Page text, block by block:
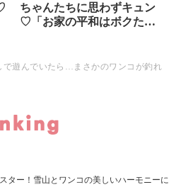
ちゃんたちに思わずキュン
♡「お家の平和はボクたち
で遊んでいたら…まさかのワンコが釣れ
ター！雪山とワンコの美しいハーモニーに